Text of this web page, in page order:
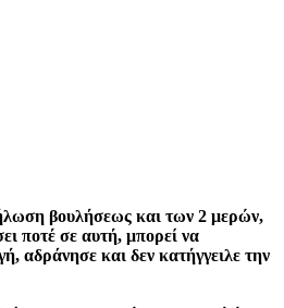
βουλήσεως και των 2 μερών,
ποτέ σε αυτή, μπορεί να
αδράνησε και δεν κατήγγειλε την